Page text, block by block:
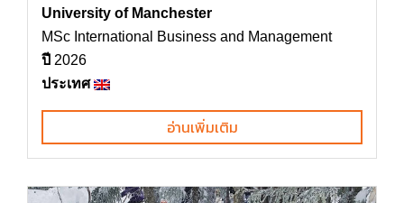
University of Manchester
MSc International Business and Management
ปี 2026
ประเทศ
อ่านเพิ่มเติม